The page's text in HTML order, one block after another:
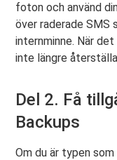
foton och använd
över raderade
internminne. När
inte längre
Del 2. Få
Backups
Om du är typen